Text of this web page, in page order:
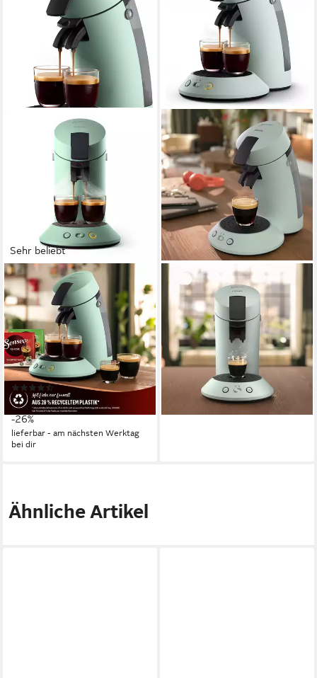
Sehr beliebt
PHILIPS SENSEO
Kaffeepadmaschine Original
Plus CSA210/80, mit zwei
Kaffee-Einstellungen
2 Tassen
0,7 l Wassertank
1 bar Pumpendruck
(80)
69,90 € UVP94,99 €
-26%
lieferbar - am nächsten Werktag
bei dir
PHILIPS SENSEO
Kaffeepadmaschine
99,90 €
lieferbar - in 6-7 Werktagen bei dir
Ähnliche Artikel